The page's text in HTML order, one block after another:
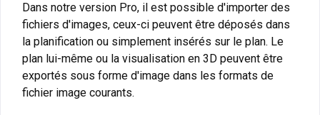
Dans notre version Pro, il est possible d'importer des
fichiers d'images, ceux-ci peuvent être déposés dans
la planification ou simplement insérés sur le plan. Le
plan lui-même ou la visualisation en 3D peuvent être
exportés sous forme d'image dans les formats de
fichier image courants.